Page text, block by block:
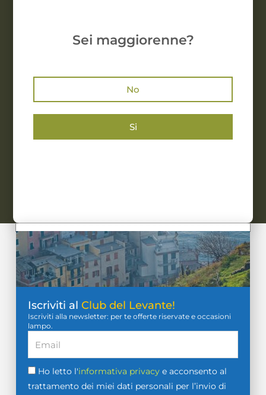
Sei maggiorenne?
No
Si
Iscriviti al Club del Levante!
Iscriviti alla newsletter: per te offerte riservate e occasioni
lampo.
Ho letto l'informativa privacye acconsento al
trattamento dei miei dati personali per l’invio di